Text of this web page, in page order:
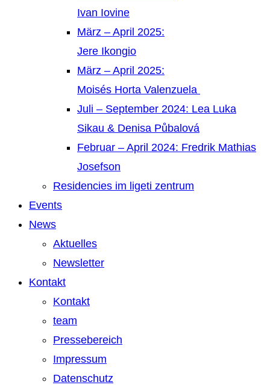
Ivan Iovine
März – April 2025:
Jere Ikongio
März – April 2025:
Moisés Horta Valenzuela
Juli – September 2024: Lea Luka
Sikau & Denisa Půbalová
Februar – April 2024: Fredrik Mathias
Josefson
Residencies im ligeti zentrum
Events
News
Aktuelles
Newsletter
Kontakt
Kontakt
team
Pressebereich
Impressum
Datenschutz